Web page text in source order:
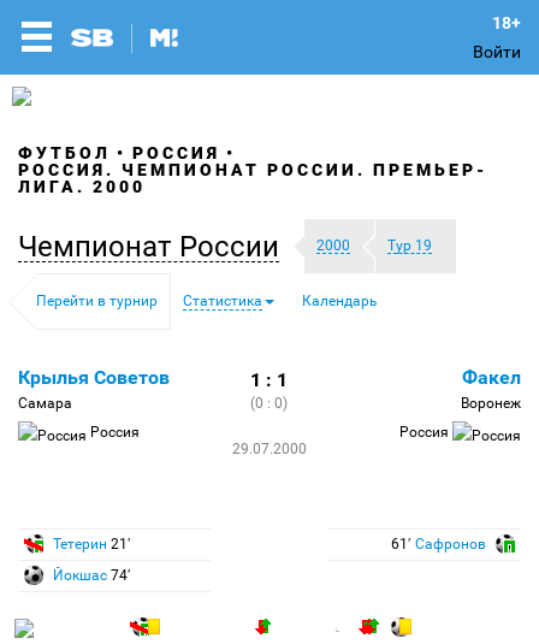
Войти
ФУТБОЛ
РОССИЯ
РОССИЯ. ЧЕМПИОНАТ РОССИИ. ПРЕМЬЕР-
ЛИГА. 2000
Чемпионат России 2000 Тур 19
Перейти в турнир Статистика Календарь
Крылья Советов
Самара
Россия
1 : 1
(0 : 0)
29.07.2000
Факел
Воронеж
Россия
Тетерин 21′
Йокшас 74′
61′ Сафронов